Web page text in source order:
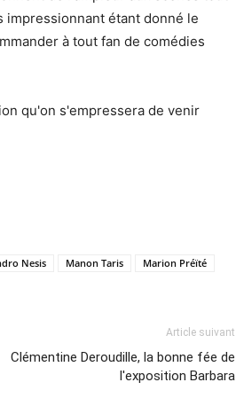
impressionnant étant donné le
à tout fan de comédies
qu'on s'empressera de venir
Nesis Manon Taris
Marion Préïté
Article suivant
Clémentine Deroudille, la bonne fée de
l'exposition Barbara